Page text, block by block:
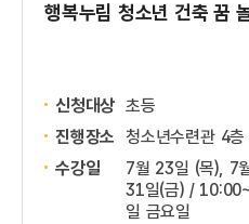
행복누림 청소년 건축 꿈
신청대상 초등
진행장소 청소년수련관 4
수강일
7월 23일 (목), 7
31일(금) /
일 금요일